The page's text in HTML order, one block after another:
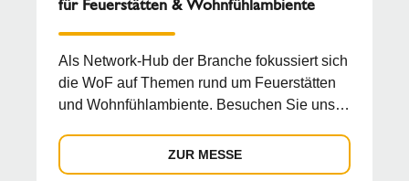
für Feuerstätten & Wohnfühlambiente
Als Network-Hub der Branche fokussiert sich
die WoF auf Themen rund um Feuerstätten
und Wohnfühlambiente. Besuchen Sie uns
ZUR MESSE